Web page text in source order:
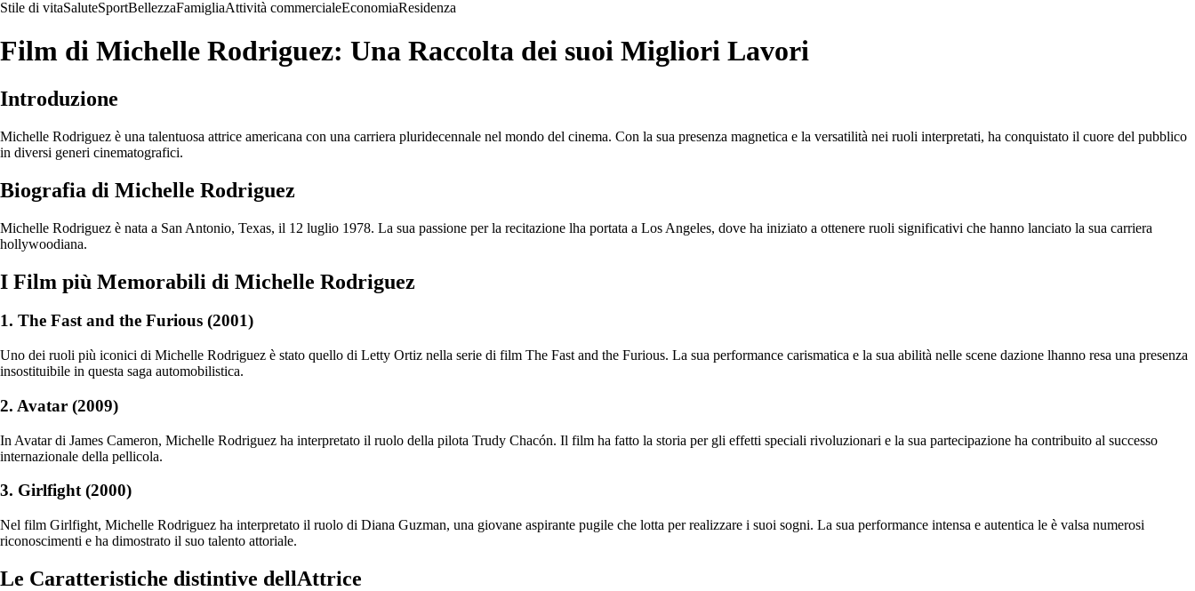
Stile di vitaSaluteSportBellezzaFamigliaAttività commercialeEconomiaResidenza
Film di Michelle Rodriguez: Una Raccolta dei suoi Migliori Lavori
Introduzione
Michelle Rodriguez è una talentuosa attrice americana con una carriera pluridecennale nel mondo del cinema. Con la sua presenza magnetica e la versatilità nei ruoli interpretati, ha conquistato il cuore del pubblico
in diversi generi cinematografici.
Biografia di Michelle Rodriguez
Michelle Rodriguez è nata a San Antonio, Texas, il 12 luglio 1978. La sua passione per la recitazione lha portata a Los Angeles, dove ha iniziato a ottenere ruoli significativi che hanno lanciato la sua carriera
hollywoodiana.
I Film più Memorabili di Michelle Rodriguez
1. The Fast and the Furious (2001)
Uno dei ruoli più iconici di Michelle Rodriguez è stato quello di Letty Ortiz nella serie di film The Fast and the Furious. La sua performance carismatica e la sua abilità nelle scene dazione lhanno resa una presenza
insostituibile in questa saga automobilistica.
2. Avatar (2009)
In Avatar di James Cameron, Michelle Rodriguez ha interpretato il ruolo della pilota Trudy Chacón. Il film ha fatto la storia per gli effetti speciali rivoluzionari e la sua partecipazione ha contribuito al successo
internazionale della pellicola.
3. Girlfight (2000)
Nel film Girlfight, Michelle Rodriguez ha interpretato il ruolo di Diana Guzman, una giovane aspirante pugile che lotta per realizzare i suoi sogni. La sua performance intensa e autentica le è valsa numerosi
riconoscimenti e ha dimostrato il suo talento attoriale.
Le Caratteristiche distintive dellAttrice